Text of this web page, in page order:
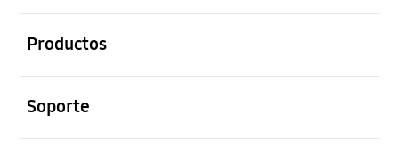
Productos
Soporte